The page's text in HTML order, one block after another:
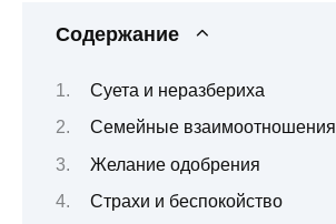
Содержание
Суета и неразбериха
Семейные взаимоотношения
Желание одобрения
Страхи и беспокойство